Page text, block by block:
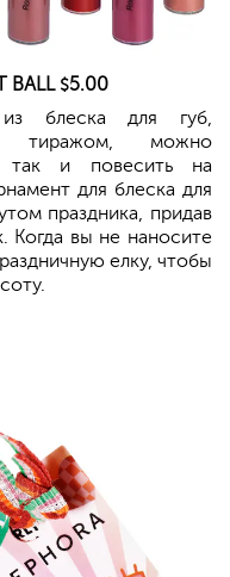
BALL $5.00
из блеска для губ,
тиражом, можно
так и повесить на
для блеска для
праздника, придав
Когда вы не наносите
елку, чтобы